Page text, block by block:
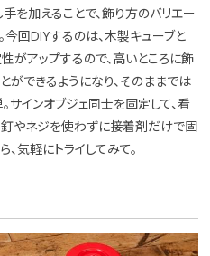
を加えることで、飾り方のバリエー
今回DIYするのは、木製キューブと
がアップするので、高いところに飾
ができるようになり、そのままでは
サインオブジェ同士を固定して、看
釘やネジを使わずに接着剤だけで固
気軽にトライしてみて。